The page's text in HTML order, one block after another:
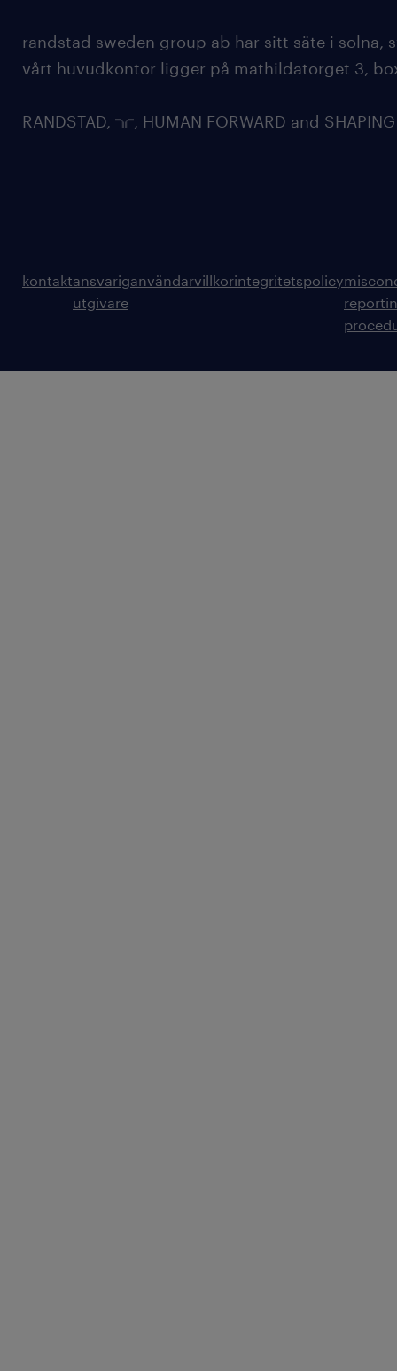
randstad sweden group ab har sitt säte i solna,
vårt huvudkontor ligger på mathildatorget 3,
RANDSTAD, , HUMAN FORWARD and
kontaktansvarig
utgivare
användarvillkorintegritetspolicy